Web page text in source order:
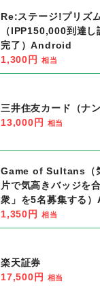
Re:ステージ!プリズ
（IPP150,000到達し
完了）Android
1,300円
相当
三井住友カード（ナ
13,000円
相当
Game of Sultans（
片で気高きバッジを
衆」を5名募集する
1,350円
相当
楽天証券
17,500円
相当